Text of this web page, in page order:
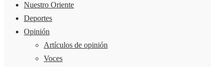
Nuestro Oriente
Deportes
Opinión
Artículos de opinión
Voces